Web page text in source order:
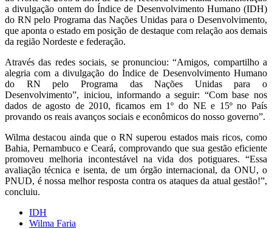
a divulgação ontem do Índice de Desenvolvimento Humano (IDH)
do RN pelo Programa das Nações Unidas para o Desenvolvimento,
que aponta o estado em posição de destaque com relação aos demais
da região Nordeste e federação.
Através das redes sociais, se pronunciou: “Amigos, compartilho a
alegria com a divulgação do Índice de Desenvolvimento Humano
do RN pelo Programa das Nações Unidas para o
Desenvolvimento”, iniciou, informando a seguir: “Com base nos
dados de agosto de 2010, ficamos em 1º do NE e 15º no País
provando os reais avanços sociais e econômicos do nosso governo”.
Wilma destacou ainda que o RN superou estados mais ricos, como
Bahia, Pernambuco e Ceará, comprovando que sua gestão eficiente
promoveu melhoria incontestável na vida dos potiguares. “Essa
avaliação técnica e isenta, de um órgão internacional, da ONU, o
PNUD, é nossa melhor resposta contra os ataques da atual gestão!”,
concluiu.
IDH
Wilma Faria